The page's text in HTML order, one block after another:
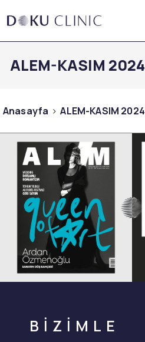
ALEM-KASIM 2024
Anasayfa ALEM-KASIM 2024
BİZİMLE